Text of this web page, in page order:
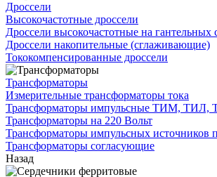
Дроссели
Высокочастотные дроссели
Дроссели высокочастотные на гантельных
Дроссели накопительные (сглаживающие)
Тококомпенсированные дроссели
Трансформаторы
Измерительные трансформаторы тока
Трансформаторы импульсные ТИМ, ТИЛ,
Трансформаторы на 220 Вольт
Трансформаторы импульсных источников
Трансформаторы согласующие
Назад